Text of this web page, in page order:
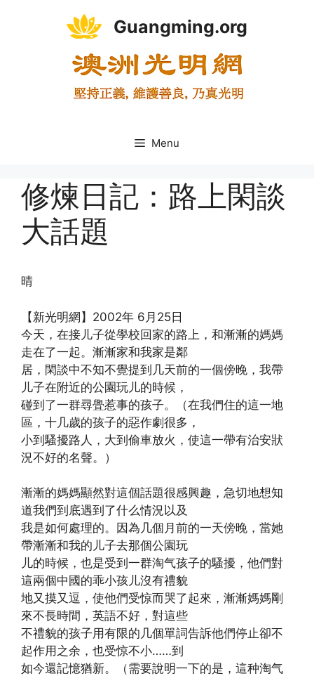
Guangming.org
Menu
修煉日記：路上閑談
大話題
晴
【新光明網】2002年 6月25日
今天，在接儿子從學校回家的路上，和漸漸的媽媽
走在了一起。漸漸家和我家是鄰
居，閑談中不知不覺提到几天前的一個傍晚，我帶
儿子在附近的公園玩儿的時候，
碰到了一群尋舋惹事的孩子。（在我們住的這一地
區，十几歲的孩子的惡作劇很多，
小到騷擾路人，大到偷車放火，使這一帶有治安狀
況不好的名聲。）
漸漸的媽媽顯然對這個話題很感興趣，急切地想知
道我們到底遇到了什么情況以及
我是如何處理的。因為几個月前的一天傍晚，當她
帶漸漸和我的儿子去那個公園玩
儿的時候，也是受到一群淘气孩子的騷擾，他們對
這兩個中國的乖小孩儿沒有禮貌
地又摸又逗，使他們受惊而哭了起來，漸漸媽媽剛
來不長時間，英語不好，對這些
不禮貌的孩子用有限的几個單詞告訴他們停止卻不
起作用之余，也受惊不小……到
如今還記憶猶新。（需要說明一下的是，這种淘气